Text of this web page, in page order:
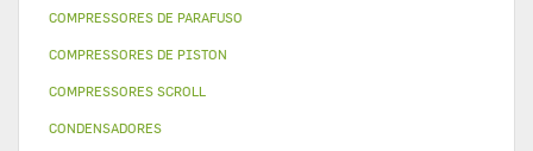
COMPRESSORES DE PARAFUSO
COMPRESSORES DE PISTON
COMPRESSORES SCROLL
CONDENSADORES